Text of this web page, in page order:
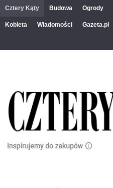
Cztery Kąty Budowa Ogrody
Kobieta Wiadomości Gazeta.pl